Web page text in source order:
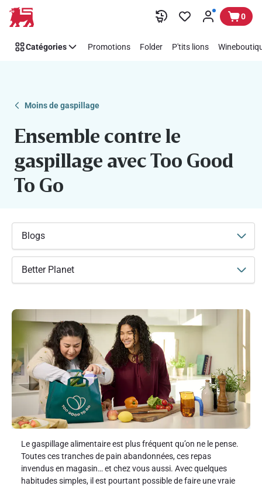
Passer
Too
Good
Delhaize
0
Catégories Promotions Folder P'tits lions
Moins de gaspillage
Ensemble contre le
gaspillage avec Too Good
To Go
Blogs
Better Planet
Le gaspillage alimentaire est plus fréquent qu’on ne le pense.
Toutes ces tranches de pain abandonnées, ces repas
invendus en magasin… et chez vous aussi. Avec quelques
habitudes simples, il est pourtant possible de faire une vraie